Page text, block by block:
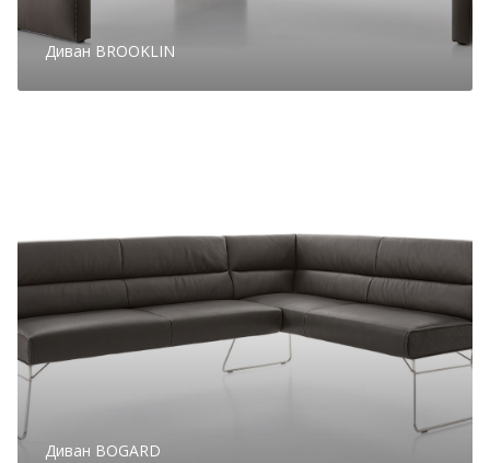
Диван BROOKLIN
Диван BOGARD